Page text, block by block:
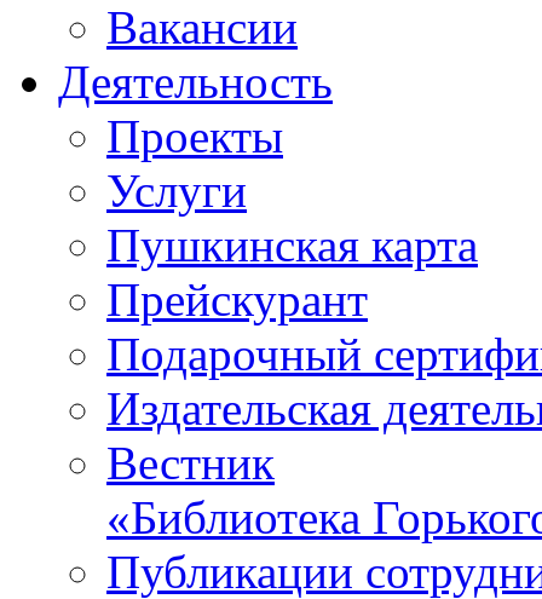
Вакансии
Деятельность
Проекты
Услуги
Пушкинская карта
Прейскурант
Подарочный
Издательская
Вестник
«Библиотека
Публикации